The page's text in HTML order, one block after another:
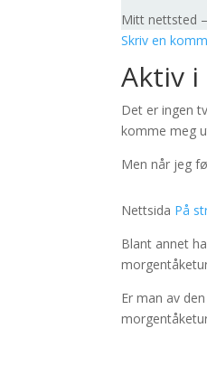
Mitt nettsted –
Skriv en
Aktiv
Det er ingen
komme meg
Men når jeg
Nettsida På
Blant annet
Er man av